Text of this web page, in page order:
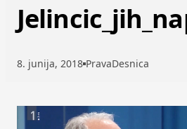
8. junija, 2018 PravaDesnica